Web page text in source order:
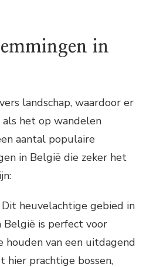
in
landschap, waardoor er
het op wandelen
aantal populaire
in België die zeker het
Dit heuvelachtige gebied in
België is perfect voor
houden van een uitdagend
hier prachtige bossen,